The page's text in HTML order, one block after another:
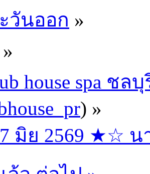
วันออก »
»
house spa ช
) »
มิย 2569 ★☆ นา